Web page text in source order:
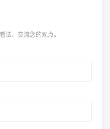
法、交流您的观点。